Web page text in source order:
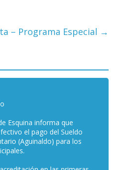
– Programa Especial →
Esquina informa que
el pago del Sueldo
(Aguinaldo) para los